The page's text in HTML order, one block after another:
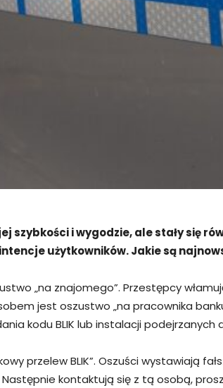
szybkości i wygodzie, ale stały
użytkowników. Jakie są
„na znajomego”. Przestępcy
jest oszustwo „na pracownika
kodu BLIK lub instalacji podejrzanych
przelew BLIK”. Oszuści wystawiają
kontaktują się z tą osobą,